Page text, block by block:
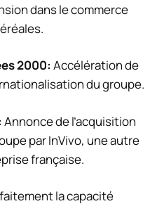
dans le commerce
2000: Accélération de
du groupe.
Annonce de l’acquisition
par InVivo, une autre
française.
la capacité